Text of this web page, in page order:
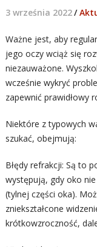
3 września 2022/
Ważne jest, aby
jego oczy wciąż się
niezauważone.
wcześnie wykryć
zapewnić prawidłowy
Niektóre z typowych
szukać, obejmują:
Błędy refrakcji: Są to
występują, gdy oko
(tylnej części oka).
zniekształcone
krótkowzroczność,